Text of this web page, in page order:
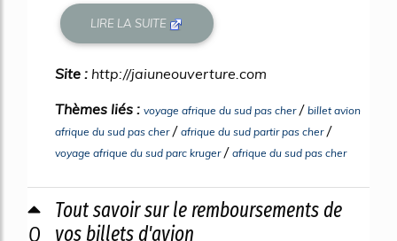
LIRE LA SUITE
Site : http://jaiuneouverture.com
Thèmes liés : voyage afrique du sud pas cher/ billet avion
afrique du sud pas cher/ afrique du sud partir pas cher/
voyage afrique du sud parc kruger/ afrique du sud pas cher
0
Tout savoir sur le remboursements de
vos billets d'avion